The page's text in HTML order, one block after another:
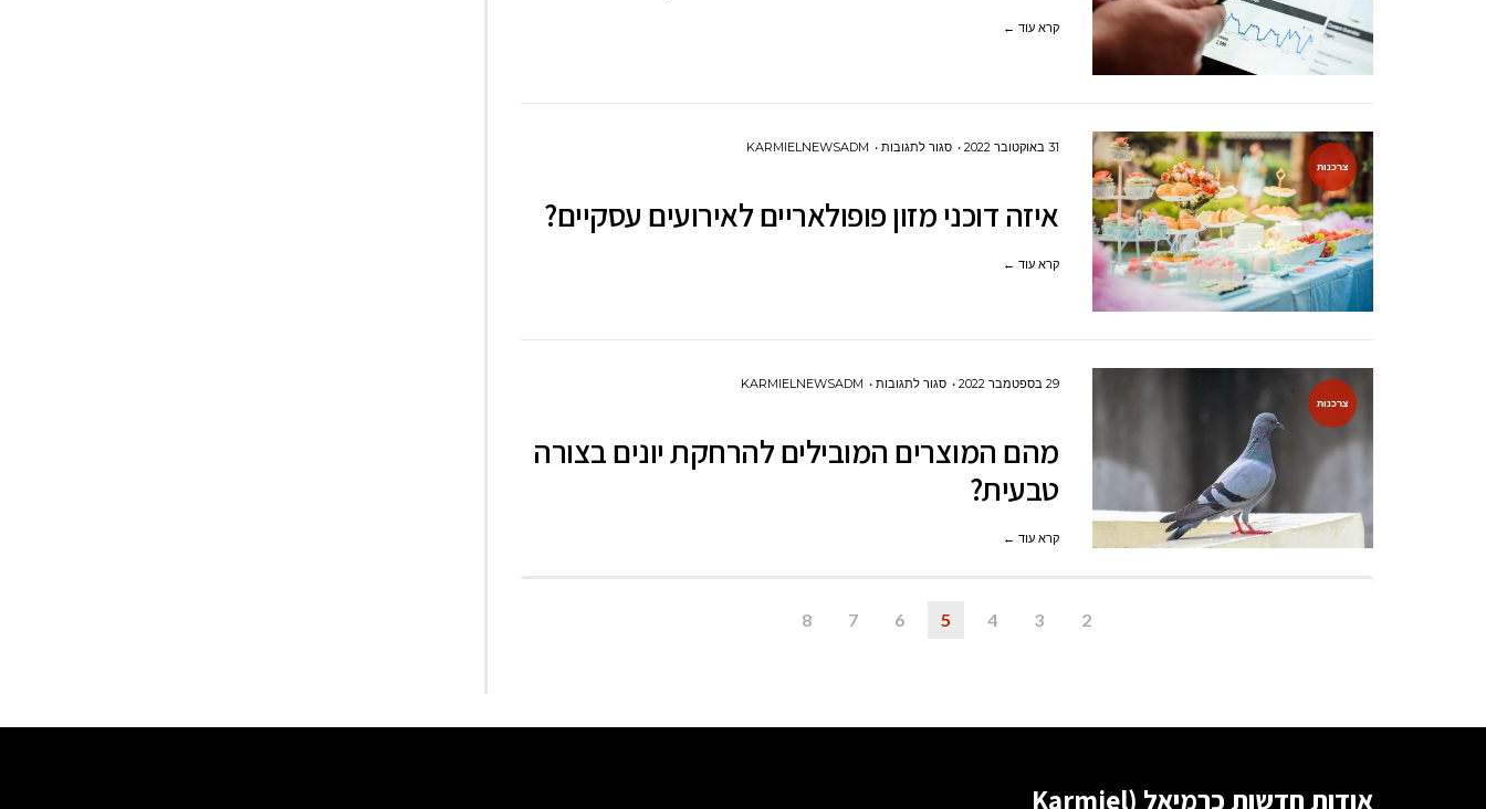
קרא עוד ←
צרכנות
31 באוקטובר 2022 סגור לתגובותעל
דוכני
KARMIELNEWSADM
איזה דוכני מזון פופולאריים לאירועים עסקיים?
קרא עוד ←
צרכנות
29 בספטמבר 2022 סגור לתגובותעל
המוצרים
KARMIELNEWSADM
מהם המוצרים המובילים להרחקת יונים בצורה
טבעית?
קרא עוד ←
2
3
4
5
6
7
8
אודות חדשות כרמיאל (Karmiel